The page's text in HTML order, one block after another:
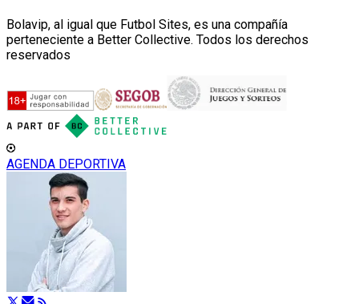
Bolavip, al igual que Futbol Sites, es una compañía
perteneciente a Better Collective. Todos los derechos
reservados
AGENDA DEPORTIVA